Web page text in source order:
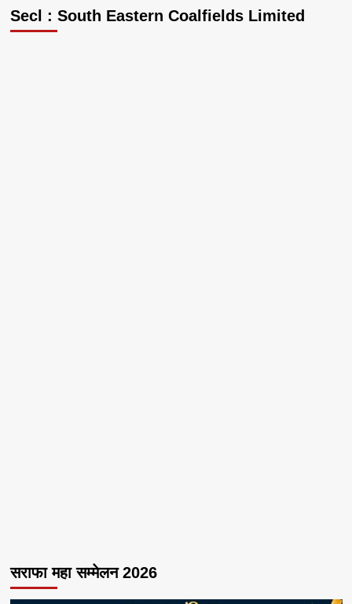
Secl : South Eastern Coalfields Limited
सराफा महा सम्मेलन 2026